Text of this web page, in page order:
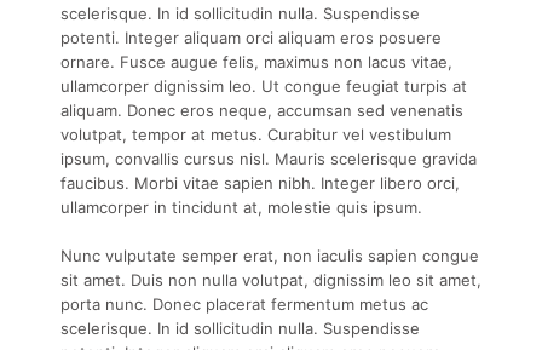
scelerisque. In id sollicitudin nulla. Suspendisse
potenti. Integer aliquam orci aliquam eros posuere
ornare. Fusce augue felis, maximus non lacus vitae,
ullamcorper dignissim leo. Ut congue feugiat turpis at
aliquam. Donec eros neque, accumsan sed venenatis
volutpat, tempor at metus. Curabitur vel vestibulum
ipsum, convallis cursus nisl. Mauris scelerisque gravida
faucibus. Morbi vitae sapien nibh. Integer libero orci,
ullamcorper in tincidunt at, molestie quis ipsum.
Nunc vulputate semper erat, non iaculis sapien congue
sit amet. Duis non nulla volutpat, dignissim leo sit amet,
porta nunc. Donec placerat fermentum metus ac
scelerisque. In id sollicitudin nulla. Suspendisse